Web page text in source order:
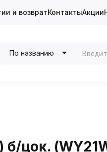
и возвратКонтактыАкции
По названию
цок.